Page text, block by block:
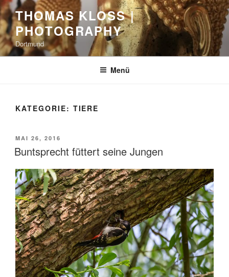
Zum
Inhalt
springen
THOMAS KLOSS |
PHOTOGRAPHY
Dortmund
Menü
KATEGORIE: TIERE
VERÖFFENTLICHT
AM
MAI 26, 2016
Buntsprecht füttert seine Jungen